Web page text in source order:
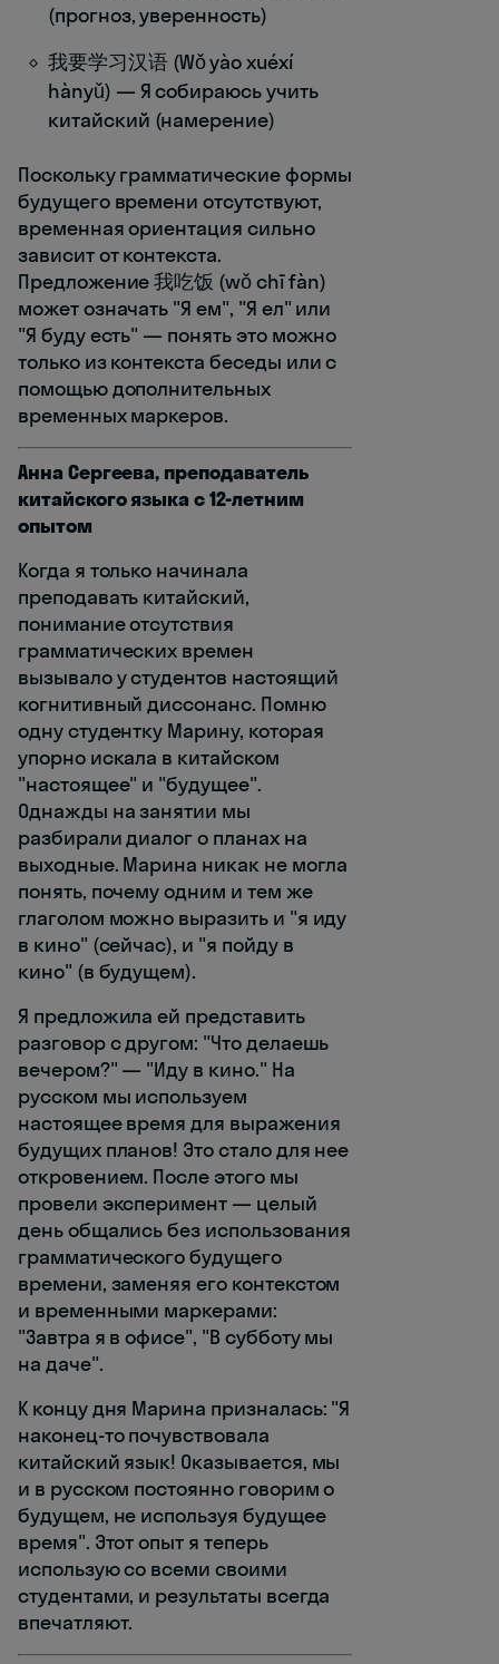
(прогноз, уверенность)
我要学习汉语 (Wǒ yào xuéxí
hànyǔ) — Я собираюсь учить
китайский (намерение)
Поскольку грамматические формы
будущего времени отсутствуют,
временная ориентация сильно
зависит от контекста.
Предложение 我吃饭 (wǒ chī fàn)
может означать "Я ем", "Я ел" или
"Я буду есть" — понять это можно
только из контекста беседы или с
помощью дополнительных
временных маркеров.
Анна Сергеева, преподаватель
китайского языка с 12-летним
опытом
Когда я только начинала
преподавать китайский,
понимание отсутствия
грамматических времен
вызывало у студентов настоящий
когнитивный диссонанс. Помню
одну студентку Марину, которая
упорно искала в китайском
"настоящее" и "будущее".
Однажды на занятии мы
разбирали диалог о планах на
выходные. Марина никак не могла
понять, почему одним и тем же
глаголом можно выразить и "я иду
в кино" (сейчас), и "я пойду в
кино" (в будущем).
Я предложила ей представить
разговор с другом: "Что делаешь
вечером?" — "Иду в кино." На
русском мы используем
настоящее время для выражения
будущих планов! Это стало для нее
откровением. После этого мы
провели эксперимент — целый
день общались без использования
грамматического будущего
времени, заменяя его контекстом
и временными маркерами:
"Завтра я в офисе", "В субботу мы
на даче".
К концу дня Марина призналась: "Я
наконец-то почувствовала
китайский язык! Оказывается, мы
и в русском постоянно говорим о
будущем, не используя будущее
время". Этот опыт я теперь
использую со всеми своими
студентами, и результаты всегда
впечатляют.